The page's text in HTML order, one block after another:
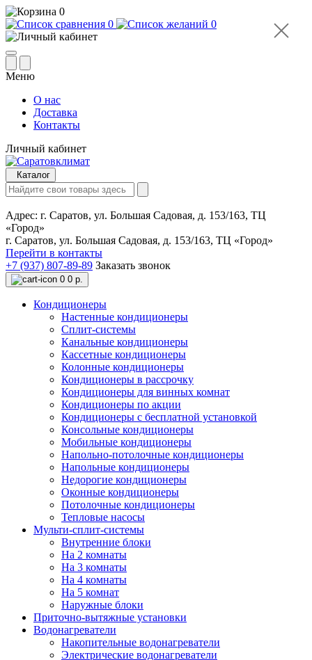
0
0
0
Меню
О нас
Доставка
Контакты
Личный кабинет
Каталог
Адрес: г. Саратов, ул. Большая Садовая, д. 153/163, ТЦ
«Город»
г. Саратов, ул. Большая Садовая, д. 153/163, ТЦ «Город»
Перейти в контакты
+7 (937) 807-89-89 Заказать звонок
0 0 р.
Кондиционеры
Настенные кондиционеры
Сплит-системы
Канальные кондиционеры
Кассетные кондиционеры
Колонные кондиционеры
Кондиционеры в рассрочку
Кондиционеры для винных комнат
Кондиционеры по акции
Кондиционеры с бесплатной установкой
Консольные кондиционеры
Мобильные кондиционеры
Напольно-потолочные кондиционеры
Напольные кондиционеры
Недорогие кондиционеры
Оконные кондиционеры
Потолочные кондиционеры
Тепловые насосы
Мульти-сплит-системы
Внутренние блоки
На 2 комнаты
На 3 комнаты
На 4 комнаты
На 5 комнат
Наружные блоки
Приточно-вытяжные установки
Водонагреватели
Накопительные водонагреватели
Электрические водонагреватели